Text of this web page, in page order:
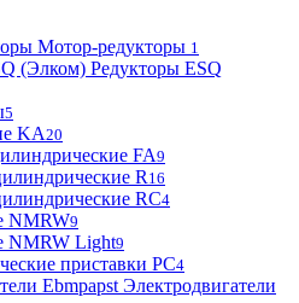
Мотор-редукторы 1
Редукторы ESQ
5
KA20
FA9
R 16
RC4
NMRW9
NMRW Light9
приставки PC4
Электродвигатели